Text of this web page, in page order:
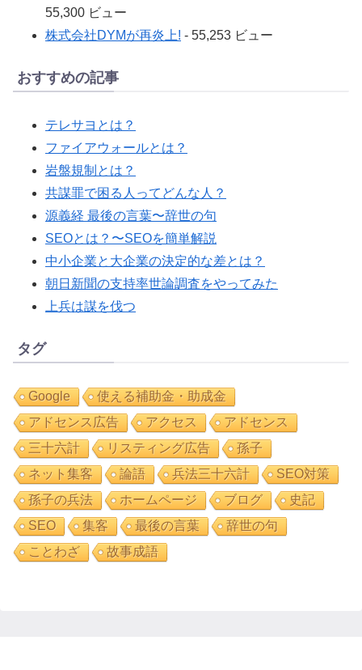
55,300 ビュー
株式会社DYMが再炎上! - 55,253 ビュー
おすすめの記事
テレサヨとは？
ファイアウォールとは？
岩盤規制とは？
共謀罪で困る人ってどんな人？
源義経 最後の言葉〜辞世の句
SEOとは？〜SEOを簡単解説
中小企業と大企業の決定的な差とは？
朝日新聞の支持率世論調査をやってみた
上兵は謀を伐つ
タグ
Google
使える補助金・助成金
アドセンス広告
アクセス
アドセンス
三十六計
リスティング広告
孫子
ネット集客
論語 兵法三十六計
SEO対策
孫子の兵法
ホームページ ブログ
史記
SEO
集客 最後の言葉
辞世の句
ことわざ
故事成語